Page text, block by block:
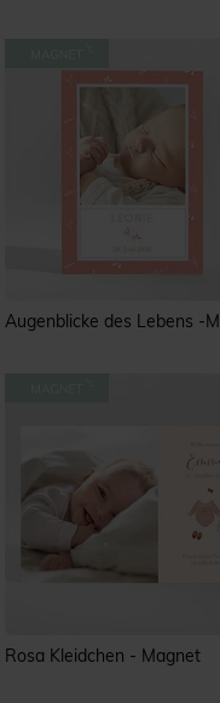
Augenblicke des Lebens -
Rosa Kleidchen - Magnet